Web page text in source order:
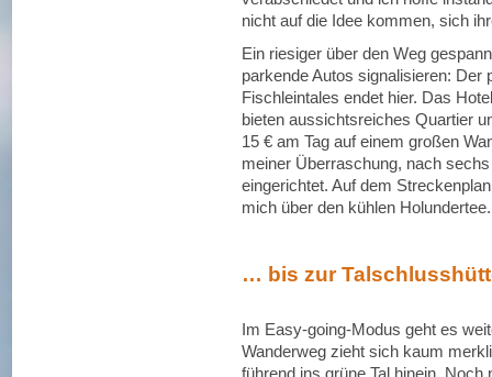
nicht auf die Idee kommen, sich
Ein riesiger über den Weg
parkende Autos signalisieren: Der
Fischleintales endet hier. Das
bieten aussichtsreiches Quartier
15 € am Tag auf einem großen
meiner Überraschung, nach
eingerichtet. Auf dem
mich über den kühlen
… bis zur
Im Easy-going-Modus geht es
Wanderweg zieht sich kaum
führend ins grüne Tal hinein.